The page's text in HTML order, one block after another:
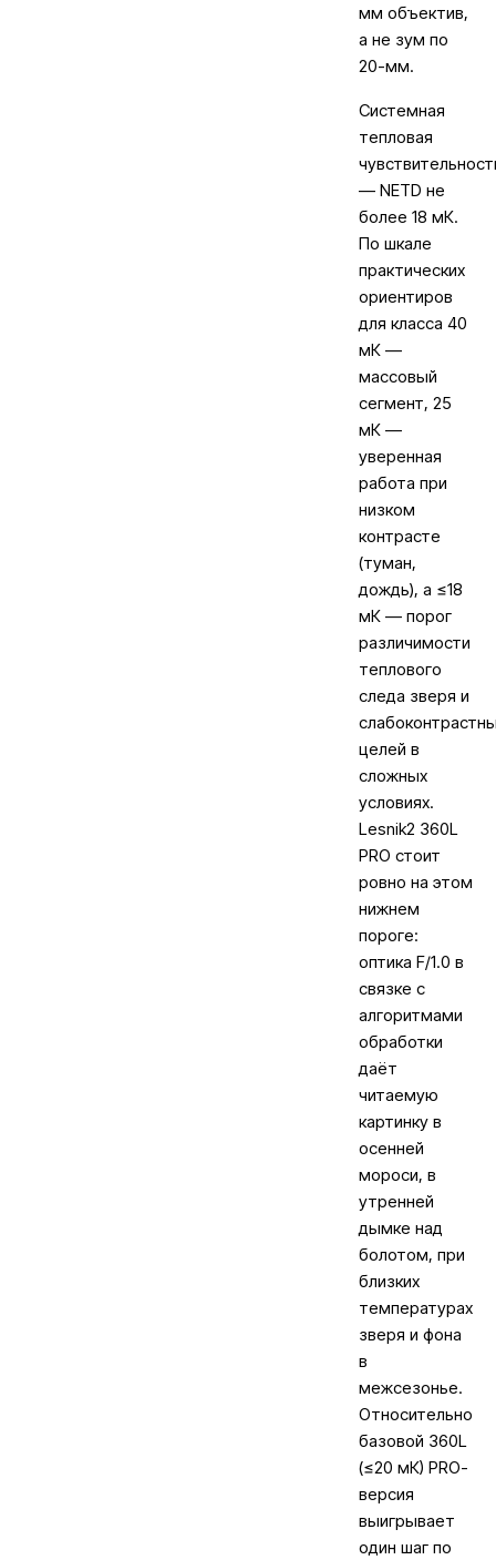
мм объектив,
а не зум по
20-мм.
Системная
тепловая
— NETD не
более 18 мК.
По шкале
практических
ориентиров
для класса 40
мК —
массовый
сегмент, 25
мК —
уверенная
работа при
низком
контрасте
(туман,
дождь), а ≤18
мК — порог
различимости
теплового
следа зверя и
целей в
сложных
условиях.
Lesnik2 360L
PRO стоит
ровно на этом
нижнем
пороге:
оптика F/1.0 в
связке с
алгоритмами
обработки
даёт
читаемую
картинку в
осенней
мороси, в
утренней
дымке над
болотом, при
близких
температурах
зверя и фона
в
межсезонье.
Относительно
базовой 360L
(≤20 мК) PRO-
версия
выигрывает
один шаг по